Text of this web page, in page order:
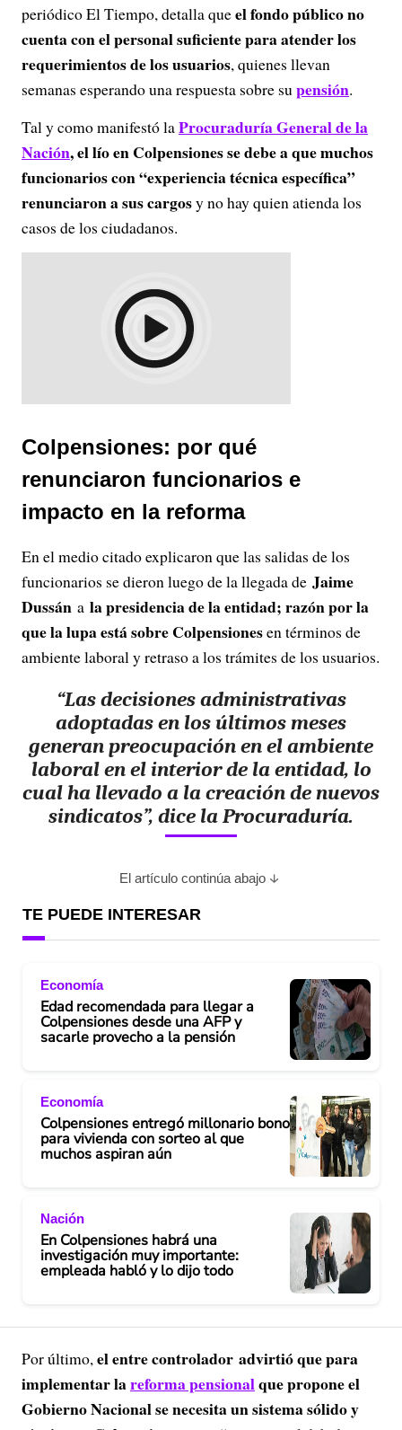
periódico El Tiempo, detalla queel fondo público no
cuenta con el personal suficiente para atender los
requerimientos de los usuarios, quienes llevan
semanas esperando una respuesta sobre supensión.
Tal y como manifestó laProcuraduría General de la
Nación, el lío en Colpensiones se debe a que muchos
funcionarios con “experiencia técnica específica”
renunciaron a sus cargosy no hay quien atienda los
casos de los ciudadanos.
Colpensiones: por qué
renunciaron funcionarios e
impacto en la reforma
En el medio citado explicaron que las salidas de los
funcionarios se dieron luego de la llegada de Jaime
Dussán a la presidencia de la entidad; razón por la
que la lupa está sobre Colpensionesen términos de
ambiente laboral y retraso a los trámites de los usuarios.
“Las decisiones administrativas
adoptadas en los últimos meses
generan preocupación en el ambiente
laboral en el interior de la entidad, lo
cual ha llevado a la creación de nuevos
sindicatos”, dice la Procuraduría.
El artículo continúa abajo
TE PUEDE INTERESAR
Economía
Edad recomendada para llegar a
Colpensiones desde una AFP y
sacarle provecho a la pensión
Economía
Colpensiones entregó millonario bono
para vivienda con sorteo al que
muchos aspiran aún
Nación
En Colpensiones habrá una
investigación muy importante:
empleada habló y lo dijo todo
Por último,el entre controlador advirtió que para
implementar lareforma pensionalque propone el
Gobierno Nacional se necesita un sistema sólido y